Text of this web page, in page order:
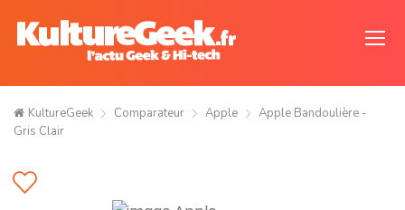
KultureGeek Comparateur Apple
Apple Bandoulière -
Gris Clair ​​​​​​​